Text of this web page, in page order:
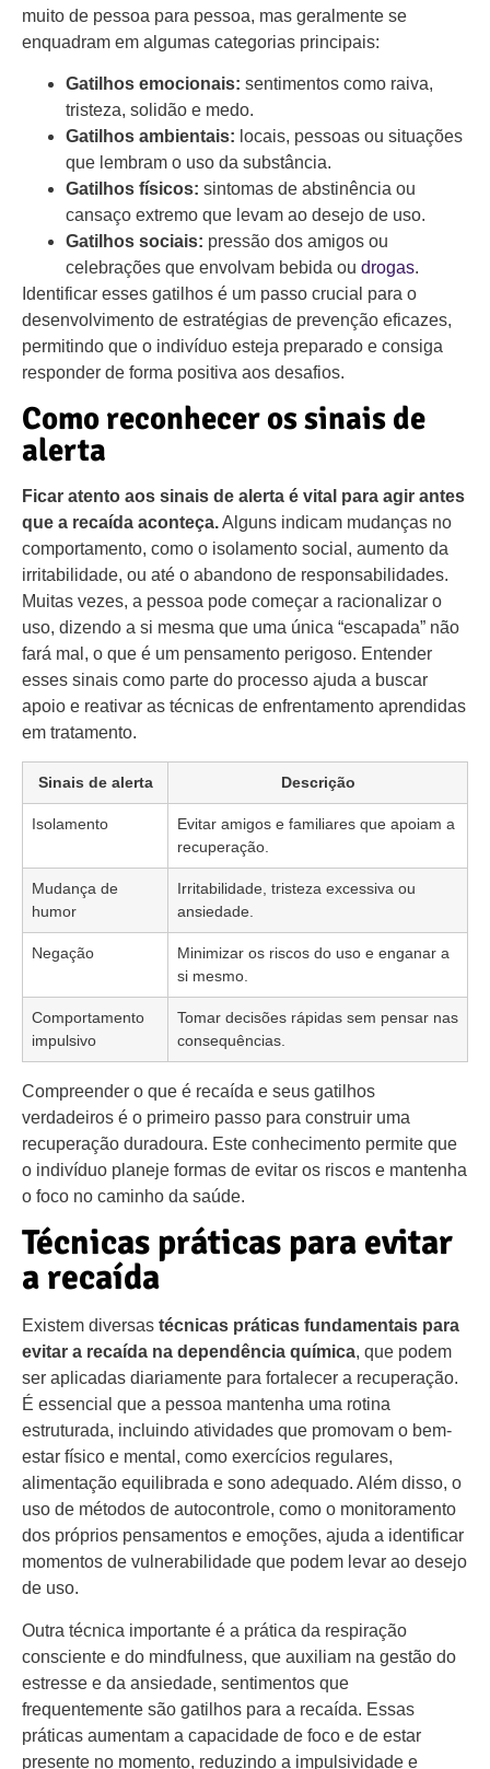
muito de pessoa para pessoa, mas geralmente se
enquadram em algumas categorias principais:
Gatilhos emocionais: sentimentos como raiva,
tristeza, solidão e medo.
Gatilhos ambientais: locais, pessoas ou situações
que lembram o uso da substância.
Gatilhos físicos: sintomas de abstinência ou
cansaço extremo que levam ao desejo de uso.
Gatilhos sociais: pressão dos amigos ou
celebrações que envolvam bebida ou drogas.
Identificar esses gatilhos é um passo crucial para o
desenvolvimento de estratégias de prevenção eficazes,
permitindo que o indivíduo esteja preparado e consiga
responder de forma positiva aos desafios.
Como reconhecer os sinais de
alerta
Ficar atento aos sinais de alerta é vital para agir antes
que a recaída aconteça.Alguns indicam mudanças no
comportamento, como o isolamento social, aumento da
irritabilidade, ou até o abandono de responsabilidades.
Muitas vezes, a pessoa pode começar a racionalizar o
uso, dizendo a si mesma que uma única “escapada” não
fará mal, o que é um pensamento perigoso. Entender
esses sinais como parte do processo ajuda a buscar
apoio e reativar as técnicas de enfrentamento aprendidas
em tratamento.
Sinais de alerta Descrição
Isolamento
Evitar amigos e familiares que apoiam a
recuperação.
Mudança de
humor
Irritabilidade, tristeza excessiva ou
ansiedade.
Negação
Minimizar os riscos do uso e enganar a
si mesmo.
Comportamento
impulsivo
Tomar decisões rápidas sem pensar nas
consequências.
Compreender o que é recaída e seus gatilhos
verdadeiros é o primeiro passo para construir uma
recuperação duradoura. Este conhecimento permite que
o indivíduo planeje formas de evitar os riscos e mantenha
o foco no caminho da saúde.
Técnicas práticas para evitar
a recaída
Existem diversas técnicas práticas fundamentais para
evitar a recaída na dependência química, que podem
ser aplicadas diariamente para fortalecer a recuperação.
É essencial que a pessoa mantenha uma rotina
estruturada, incluindo atividades que promovam o bem-
estar físico e mental, como exercícios regulares,
alimentação equilibrada e sono adequado. Além disso, o
uso de métodos de autocontrole, como o monitoramento
dos próprios pensamentos e emoções, ajuda a identificar
momentos de vulnerabilidade que podem levar ao desejo
de uso.
Outra técnica importante é a prática da respiração
consciente e do mindfulness, que auxiliam na gestão do
estresse e da ansiedade, sentimentos que
frequentemente são gatilhos para a recaída. Essas
práticas aumentam a capacidade de foco e de estar
presente no momento, reduzindo a impulsividade e